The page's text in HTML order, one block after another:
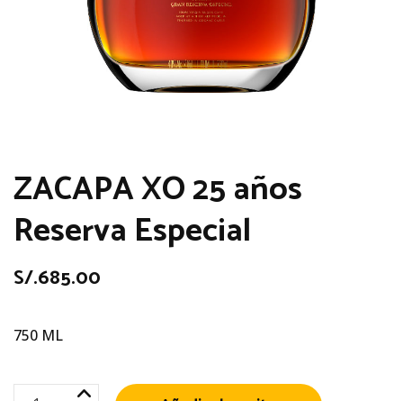
ZACAPA XO 25 años
Reserva Especial
S/.685.00
750 ML
ZACAPA